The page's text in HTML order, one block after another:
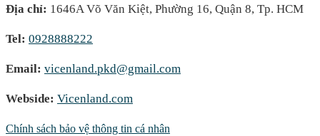
Địa chỉ: 1646A Võ Văn Kiệt, Phường 16, Quận 8, Tp. HCM
Tel: 0928888222
Email: vicenland.pkd@gmail.com
Webside: Vicenland.com
Chính sách bảo vệ thông tin cá nhân